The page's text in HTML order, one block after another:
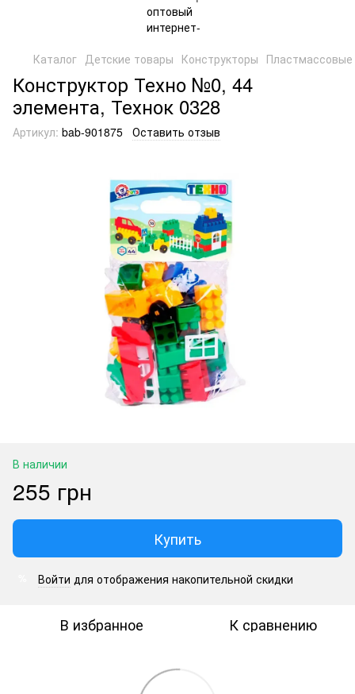
Каталог Детские товары Конструкторы
Конструктор Техно №0, 44
элемента, Технок 0328
Артикул: bab-901875 Оставить отзыв
В наличии
255 грн
Купить
Войти для отображения накопительной скидки
В избранное К сравнению